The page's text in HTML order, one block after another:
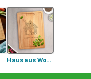
Haus aus Worten